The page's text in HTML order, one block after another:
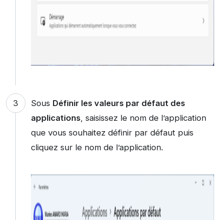
Sous Définir les valeurs par défaut des
applications, saisissez le nom de l’application
que vous souhaitez définir par défaut puis
cliquez sur le nom de l’application.